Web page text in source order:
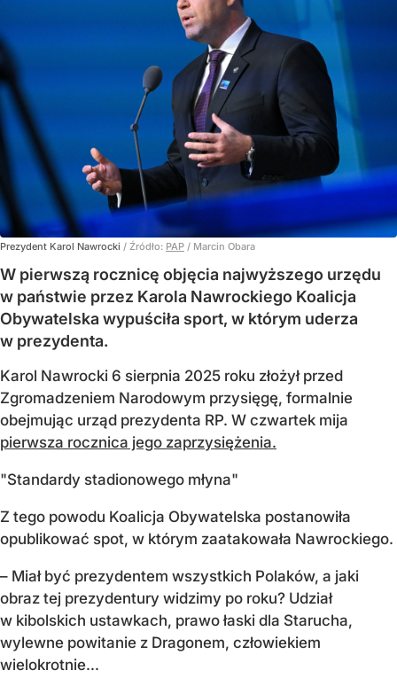
Prezydent Karol Nawrocki / Źródło: PAP / Marcin Obara
W pierwszą rocznicę objęcia najwyższego urzędu
w państwie przez Karola Nawrockiego Koalicja
Obywatelska wypuściła sport, w którym uderza
w prezydenta.
Karol Nawrocki 6 sierpnia 2025 roku złożył przed
Zgromadzeniem Narodowym przysięgę, formalnie
obejmując urząd prezydenta RP. W czwartek mija
pierwsza rocznica jego zaprzysiężenia.
"Standardy stadionowego młyna"
Z tego powodu Koalicja Obywatelska postanowiła
opublikować spot, w którym zaatakowała Nawrockiego.
– Miał być prezydentem wszystkich Polaków, a jaki
obraz tej prezydentury widzimy po roku? Udział
w kibolskich ustawkach, prawo łaski dla Starucha,
wylewne powitanie z Dragonem, człowiekiem
wielokrotnie...